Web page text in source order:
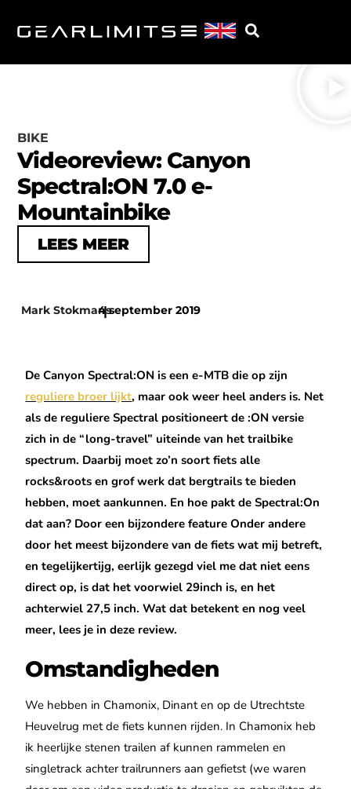
BIKE
Videoreview: Canyon
Spectral:ON 7.0 e-
Mountainbike
LEES MEER
Mark Stokmans
|
4 september 2019
De Canyon Spectral:ON is een e-MTB die op zijn
reguliere broer lijkt, maar ook weer heel anders is. Net
als de reguliere Spectral positioneert de :ON versie
zich in de “long-travel” uiteinde van het trailbike
spectrum. Daarbij moet zo’n soort fiets alle
rocks&roots en grof werk dat bergtrails te bieden
hebben, moet aankunnen. En hoe pakt de Spectral:On
dat aan? Door een bijzondere feature Onder andere
door het meest bijzondere van de fiets wat mij betreft,
en tegelijkertijg, eerlijk gezegd viel me dat niet eens
direct op, is dat het voorwiel 29inch is, en het
achterwiel 27,5 inch. Wat dat betekent en nog veel
meer, lees je in deze review.
Omstandigheden
We hebben in Chamonix, Dinant en op de Utrechtste
Heuvelrug met de fiets kunnen rijden. In Chamonix heb
ik heerlijke stenen trailen af kunnen rammelen en
singletrack achter trailrunners aan gefietst (we waren